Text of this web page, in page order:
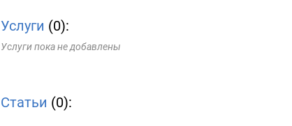
Услуги (0):
Услуги пока не добавлены
Статьи (0):